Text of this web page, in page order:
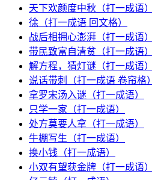
天下欢颜度中秋（打一成语）
徐（打一成语 回文格）
战后相拥心澎湃（打一成语）
带民致富自清贫（打一成语）
解方程，猜灯谜（打一成语）
说话带刺（打一成语 卷帘格）
拿罗宋汤入谜（打一成语）
只学一家（打一成语）
处方莫要人拿（打一成语）
牛棚写生（打一成语）
换小钱（打一成语）
小双有望获金牌（打一成语）